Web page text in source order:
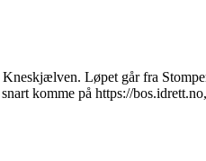
Løpet går fra
komme på https://